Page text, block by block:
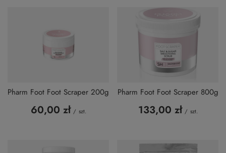
Pharm Foot Foot Scraper 200g
60,00 zł / szt.
Pharm Foot Foot Scraper 800g
133,00 zł / szt.